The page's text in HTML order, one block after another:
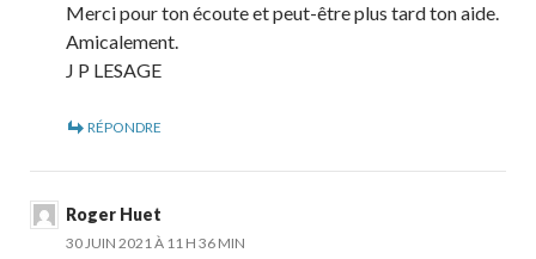
Merci pour ton écoute et peut-être plus tard ton aide.
Amicalement.
J P LESAGE
RÉPONDRE
Roger Huet
30 JUIN 2021 À 11 H 36 MIN